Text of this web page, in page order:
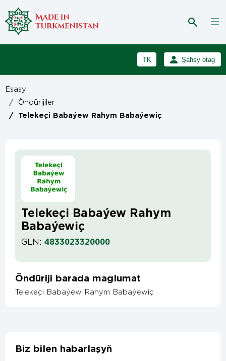
TK
RU
Şahsy otag
Esasy
/
Öndürijiler
/ Telekeçi Babaýew Rahym Babaýewiç
Telekeçi Babaýew Rahym
Babaýewiç
GLN: 4833023320000
Öndüriji barada maglumat
Telekeçi Babaýew Rahym Babaýewiç
Biz bilen habarlaşyň